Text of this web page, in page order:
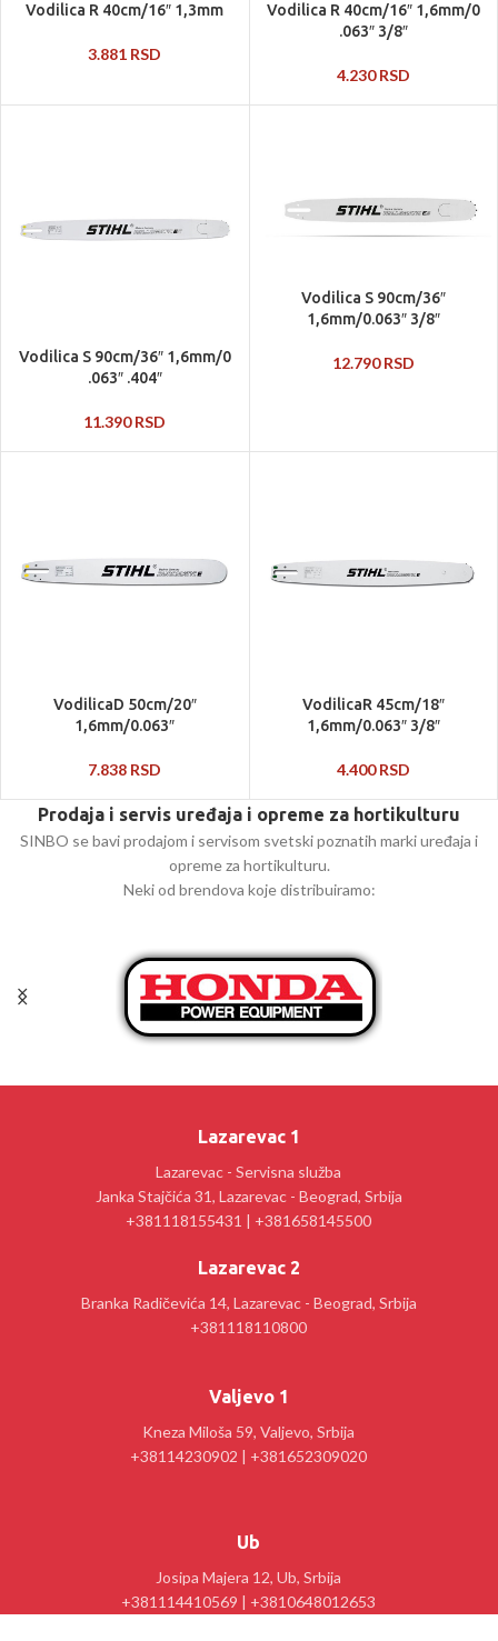
Vodilica R 40cm/16″ 1,3mm
3.881 RSD
Vodilica R 40cm/16″ 1,6mm/0
.063″ 3/8″
4.230RSD
Vodilica S 90cm/36″ 1,6mm/0
.063″ .404″
11.390RSD
Vodilica S 90cm/36″
1,6mm/0.063″ 3/8″
12.790RSD
VodilicaD 50cm/20″
1,6mm/0.063″
7.838 RSD
VodilicaR 45cm/18″
1,6mm/0.063″ 3/8″
4.400RSD
Prodaja i servis uređaja i opreme za hortikulturu
SINBO se bavi prodajom i servisom svetski poznatih marki uređaja i
opreme za hortikulturu.
Neki od brendova koje distribuiramo:
Lazarevac 1
Lazarevac - Servisna služba
Janka Stajčića 31, Lazarevac - Beograd, Srbija
+381118155431 | +381658145500
Lazarevac 2
Branka Radičevića 14, Lazarevac - Beograd, Srbija
+381118110800
Valjevo 1
Kneza Miloša 59, Valjevo, Srbija
+38114230902 | +381652309020
Ub
Josipa Majera 12, Ub, Srbija
+381114410569 | +3810648012653